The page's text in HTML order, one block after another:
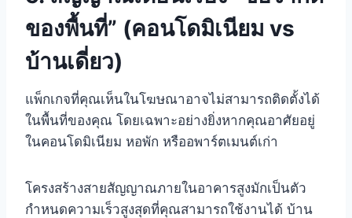
ของพื้นที่” (คอนโดมิเนียม vs
บ้านเดี่ยว)
แพ็กเกจที่คุณเห็นในโฆษณาอาจไม่สามารถติดตั้งได้
ในพื้นที่ของคุณ โดยเฉพาะอย่างยิ่งหากคุณอาศัยอยู่
ในคอนโดมิเนียม หอพัก หรืออพาร์ตเมนต์เก่า
โครงสร้างสายสัญญาณภายในอาคารสูงมักเป็นตัว
กำหนดความเร็วสูงสุดที่คุณสามารถใช้งานได้ บ้าน